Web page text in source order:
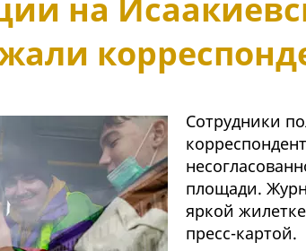
на
Сотрудники
площади.
яркой
пресс-картой.